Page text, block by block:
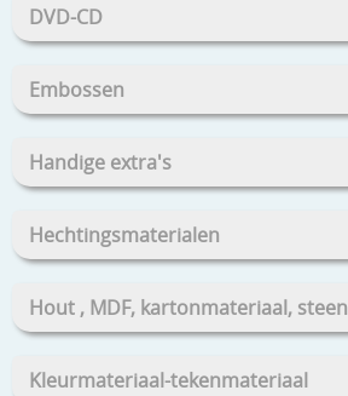
DVD-CD
Embossen
Handige extra's
Hechtingsmaterialen
Hout , MDF, kartonmateriaal, steen
Kleurmateriaal-tekenmateriaal